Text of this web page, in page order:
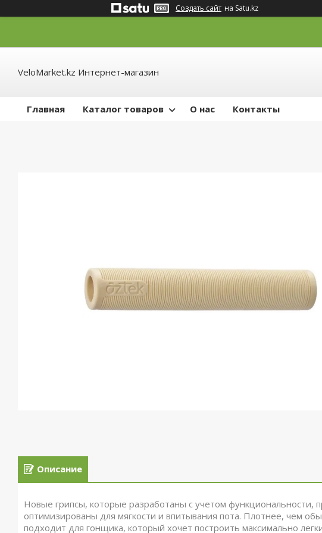
Создать сайт на Satu.kz
VeloMarket.kz Интернет-магазин
Главная Каталог товаров О нас Контакты
Описание
Новые грипсы, которые разработаны с учетом функциональности,
оптимизированы для мягкости и впитывания пота. Плотнее, чем
подходит для гонщика, который хочет построить максимально